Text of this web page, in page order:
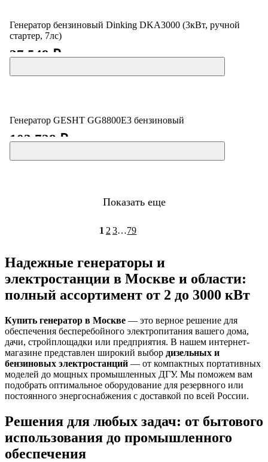
Генератор бензиновый Dinking DKA3000 (3кВт, ручной
стартер, 7лс)
27 549 ₽
Генератор GESHT GG8800E3 бензиновый
103 728 ₽
Показать еще
1 2 3…79
Надежные генераторы и
электростанции в Москве и области:
полный ассортимент от 2 до 3000 кВт
Купить генератор в Москве — это верное решение для
обеспечения бесперебойного электропитания вашего дома,
дачи, стройплощадки или предприятия. В нашем интернет-
магазине представлен широкий выбор дизельных и
бензиновых электростанций — от компактных портативных
моделей до мощных промышленных ДГУ. Мы поможем вам
подобрать оптимальное оборудование для резервного или
постоянного энергоснабжения с доставкой по всей России.
Решения для любых задач: от бытового
использования до промышленного
обеспечения